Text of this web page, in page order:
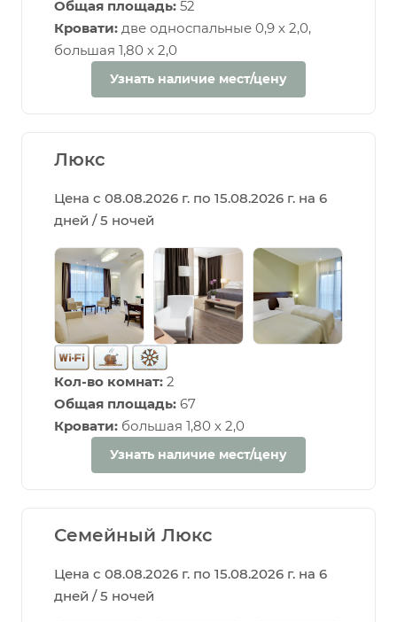
Общая площадь: 52
Кровати: две односпальные 0,9 х 2,0,
большая 1,80 х 2,0
Узнать наличие мест/цену
Люкс
Цена с 08.08.2026 г. по 15.08.2026 г. на 6
дней / 5 ночей
Кол-во комнат: 2
Общая площадь: 67
Кровати: большая 1,80 х 2,0
Узнать наличие мест/цену
Семейный Люкс
Цена с 08.08.2026 г. по 15.08.2026 г. на 6
дней / 5 ночей